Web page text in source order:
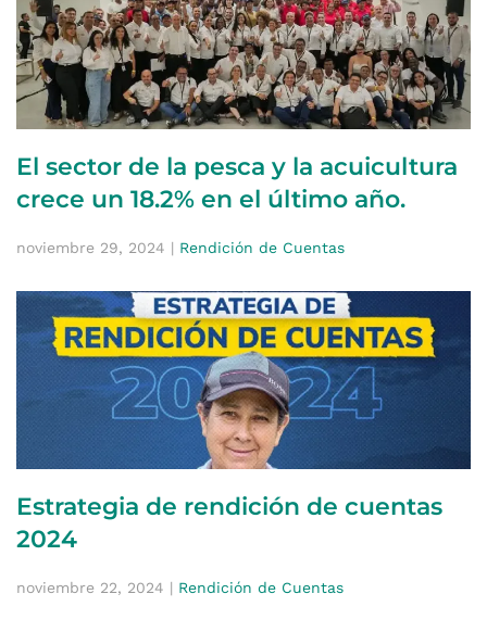
El sector de la pesca y la acuicultura
crece un 18.2% en el último año.
noviembre 29, 2024 | Rendición de Cuentas
Estrategia de rendición de cuentas
2024
noviembre 22, 2024 | Rendición de Cuentas